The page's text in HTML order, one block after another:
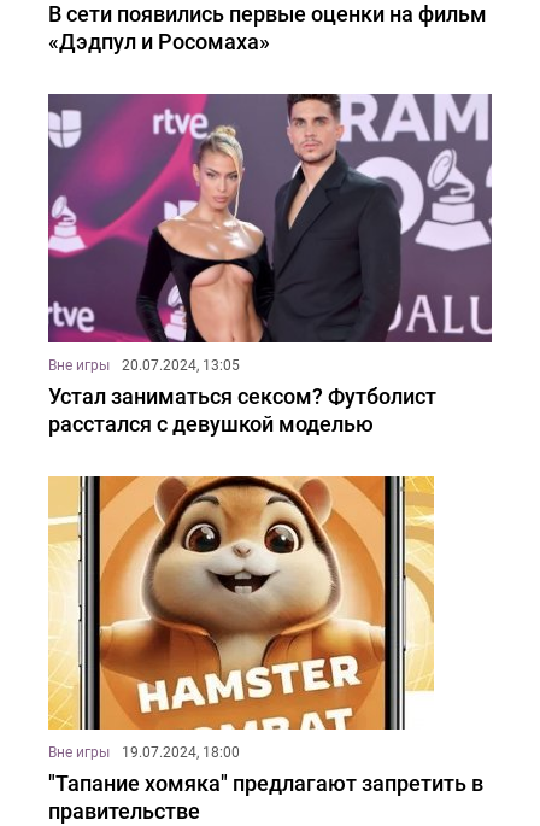
В сети появились первые оценки на фильм
«Дэдпул и Росомаха»
Вне игры 20.07.2024, 13:05
Устал заниматься сексом? Футболист
расстался с девушкой моделью
Вне игры 19.07.2024, 18:00
"Тапание хомяка" предлагают запретить в
правительстве